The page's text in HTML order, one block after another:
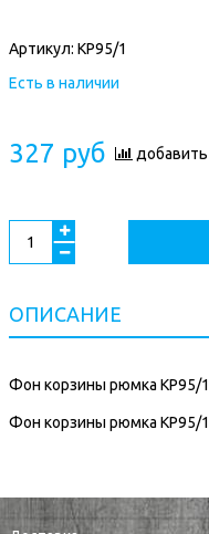
Артикул: КР95/1
Есть в наличии
327 руб
ОПИСАНИЕ
Фон корзины рюмка КР95/
Фон корзины рюмка КР95/